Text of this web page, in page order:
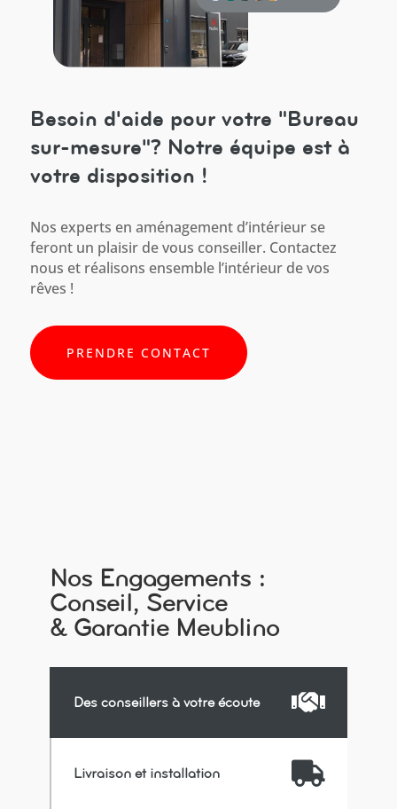
Besoin d'aide pour votre "Bureau
sur-mesure"? Notre équipe est à
votre disposition !
Nos experts en aménagement d’intérieur se
feront un plaisir de vous conseiller. Contactez
nous et réalisons ensemble l’intérieur de vos
rêves !
PRENDRE CONTACT
Nos Engagements :
Conseil, Service
& Garantie Meublino

Des conseillers à votre écoute

Livraison et installation